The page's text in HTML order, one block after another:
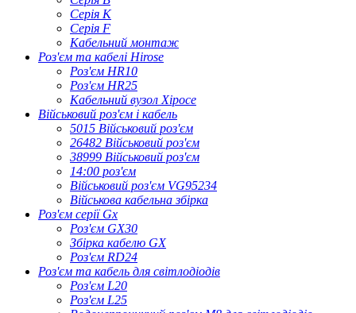
Серія К
Серія F
Кабельний монтаж
Роз'єм та кабелі Hirose
Роз'єм HR10
Роз'єм HR25
Кабельний вузол Хіросе
Військовий роз'єм і кабель
5015 Військовий роз'єм
26482 Військовий роз'єм
38999 Військовий роз'єм
14:00 роз'єм
Військовий роз'єм VG95234
Військова кабельна збірка
Роз'єм серії Gx
Роз'єм GX30
Збірка кабелю GX
Роз'єм RD24
Роз'єм та кабель для світлодіодів
Роз'єм L20
Роз'єм L25